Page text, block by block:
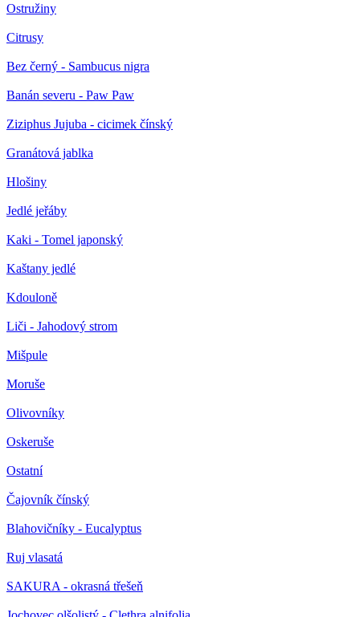
Ostružiny
Citrusy
Bez černý - Sambucus nigra
Banán severu - Paw Paw
Ziziphus Jujuba - cicimek čínský
Granátová jablka
Hlošiny
Jedlé jeřáby
Kaki - Tomel japonský
Kaštany jedlé
Kdouloně
Liči - Jahodový strom
Mišpule
Moruše
Olivovníky
Oskeruše
Ostatní
Čajovník čínský
Blahovičníky - Eucalyptus
Ruj vlasatá
SAKURA - okrasná třešeň